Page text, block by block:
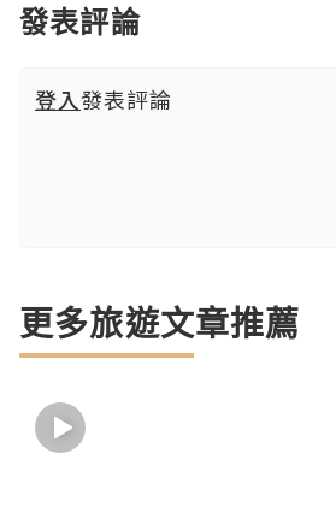
發表評論
登入發表評論
更多旅遊文章推薦